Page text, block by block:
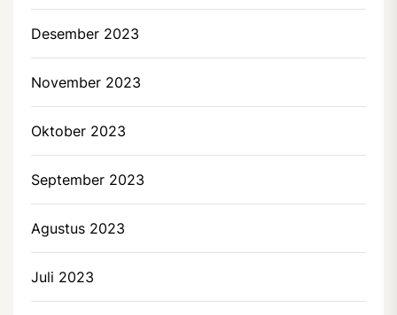
Desember 2023
November 2023
Oktober 2023
September 2023
Agustus 2023
Juli 2023